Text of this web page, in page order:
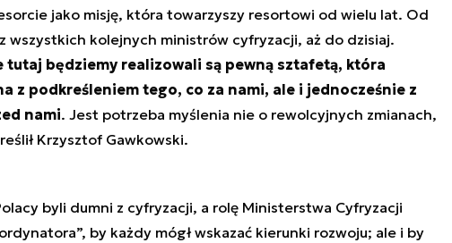
jako misję, która towarzyszy resortowi od wielu lat. Od
wszystkich kolejnych ministrów cyfryzacji, aż do dzisiaj.
tutaj będziemy realizowali są pewną sztafetą, która
z podkreśleniem tego, co za nami, ale i jednocześnie z
nami. Jest potrzeba myślenia nie o rewolcyjnych zmianach,
Krzysztof Gawkowski.
byli dumni z cyfryzacji, a rolę Ministerstwa Cyfryzacji
by każdy mógł wskazać kierunki rozwoju; ale i by